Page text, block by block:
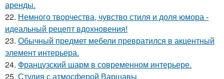
аренды.
22. Немного творчества, чувство стиля и доля юмора -
идеальный рецепт вдохновения!
23. Обычный предмет мебели превратился в акцентный
элемент интерьера.
24. Французский шарм в современном интерьере.
25. Студия с атмосферой Варшавы.